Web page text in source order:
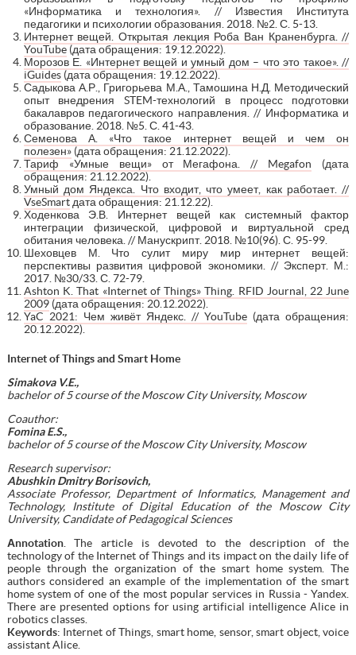
«Информатика и технология». // Известия Института
педагогики и психологии образования. 2018. №2. С. 5-13.
Интернет вещей. Открытая лекция Роба Ван Краненбурга. //
YouTube(дата обращения: 19.12.2022).
Морозов Е. «Интернет вещей и умный дом – что это такое». //
iGuides(дата обращения: 19.12.2022).
Садыкова А.Р., Григорьева М.А., Тамошина Н.Д. Методический
опыт внедрения STEM-технологий в процесс подготовки
бакалавров педагогического направления. // Информатика и
образование. 2018. №5. С. 41-43.
Семенова А. «Что такое интернет вещей и чем он
полезен»(дата обращения: 21.12.2022).
Тариф «Умные вещи» от Мегафона. // Megafon (дата
обращения: 21.12.2022).
Умный дом Яндекса. Что входит, что умеет, как работает. //
VseSmartдата обращения: 21.12.22).
Ходенкова Э.В. Интернет вещей как системный фактор
интеграции физической, цифровой и виртуальной сред
обитания человека. // Манускрипт. 2018. №10(96). С. 95-99.
Шеховцев М. Что сулит миру мир интернет вещей:
перспективы развития цифровой экономики. // Эксперт. М.:
2017. №30/33. С. 72-79.
Ashton K. That «Internet of Things» Thing. RFID Journal, 22 June
2009(дата обращения: 20.12.2022).
YaC 2021: Чем живёт Яндекс. // YouTube (дата обращения:
20.12.2022).
Internet of Things and Smart Home
Simakova V.E.,
bachelor of 5 course of the Moscow City University, Moscow
Coauthor:
Fomina E.S.,
bachelor of 5 course of the Moscow City University, Moscow
Research supervisor:
Abushkin Dmitry Borisovich,
Associate Professor, Department of Informatics, Management and
Technology, Institute of Digital Education of the Moscow City
University, Candidate of Pedagogical Sciences
Аnnotation. The article is devoted to the description of the
technology of the Internet of Things and its impact on the daily life of
people through the organization of the smart home system. The
authors considered an example of the implementation of the smart
home system of one of the most popular services in Russia - Yandex.
There are presented options for using artificial intelligence Alice in
robotics classes.
Keywords: Internet of Things, smart home, sensor, smart object, voice
assistant Alice.